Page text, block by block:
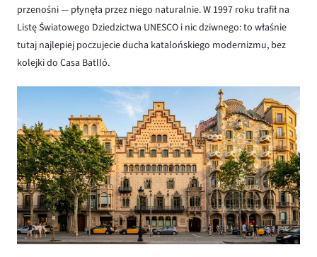
przenośni — płynęła przez niego naturalnie. W 1997 roku trafił na
Listę Światowego Dziedzictwa UNESCO i nic dziwnego: to właśnie
tutaj najlepiej poczujecie ducha katalońskiego modernizmu, bez
kolejki do Casa Batlló.